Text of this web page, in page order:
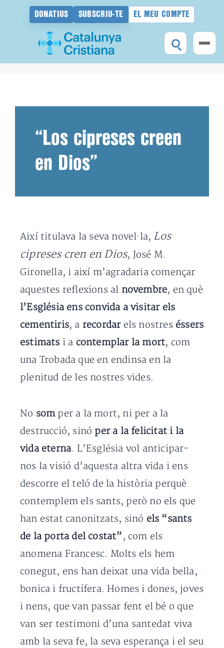
DONATIUS SUBSCRIU-TE EL MEU COMPTE
“Los cipreses creen
en Dios”
Així titulava la seva novel·la, Los
cipreses cren en Dios, José M.
Gironella, i així m’agradaria començar
aquestes reflexions al novembre, en què
l’Església ens convida a visitar els
cementiris, a recordar els nostres éssers
estimats i a contemplar la mort, com
una Trobada que en endinsa en la
plenitud de les nostres vides.
No som per a la mort, ni per a la
destrucció, sinó per a la felicitat i la
vida eterna. L’Església vol anticipar-
nos la visió d’aquesta altra vida i ens
descorre el teló de la història perquè
contemplem els sants, però no els que
han estat canonitzats, sinó els “sants
de la porta del costat”, com els
anomena Francesc. Molts els hem
conegut, ens han deixat una vida bella,
bonica i fructífera. Homes i dones, joves
i nens, que van passar fent el bé o que
van ser testimoni d’una santedat viva
amb la seva fe, la seva esperança i el seu